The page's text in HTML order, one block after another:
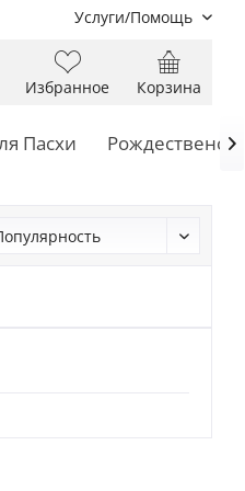
Услуги/Помощь
Корзина
Избранное
Пасхи 